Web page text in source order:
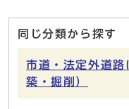
同じ分類から探す
市道・法定外道路
築・掘削）